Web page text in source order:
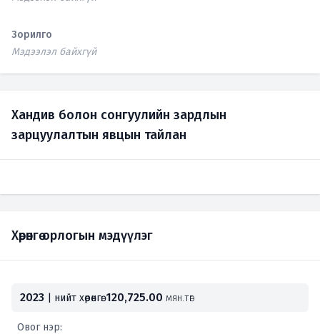
Зорилго
Мэдээлэл байхгүй
Хандив болон сонгуулийн зардлын
зарцуулалтын явцын тайлан
Хөрөнгө орлогын мэдүүлэг
2023 | нийт хөрөнгө:120,725.00 мян.төг
Овог нэр: